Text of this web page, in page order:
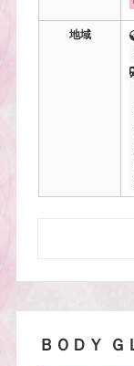
地域
ＢＯＤＹ Ｇ